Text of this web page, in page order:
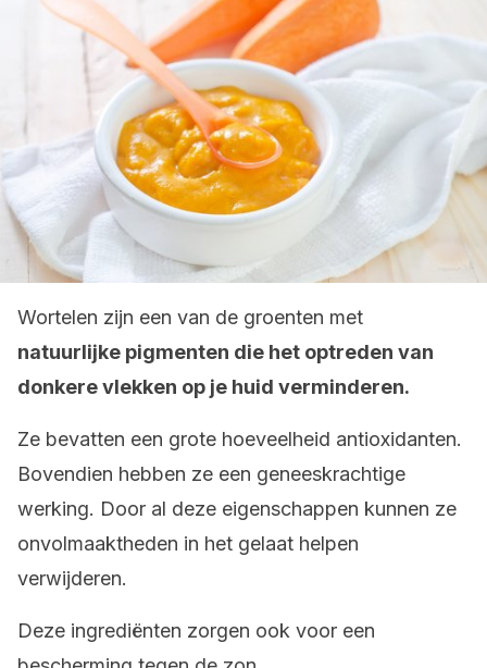
Wortelen zijn een van de groenten met
natuurlijke pigmenten die het optreden van
donkere vlekken op je huid verminderen.
Ze bevatten een grote hoeveelheid antioxidanten.
Bovendien hebben ze een geneeskrachtige
werking. Door al deze eigenschappen kunnen ze
onvolmaaktheden in het gelaat helpen
verwijderen.
Deze ingrediënten zorgen ook voor een